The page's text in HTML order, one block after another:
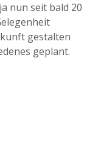
nun seit bald 20
gestalten
geplant.